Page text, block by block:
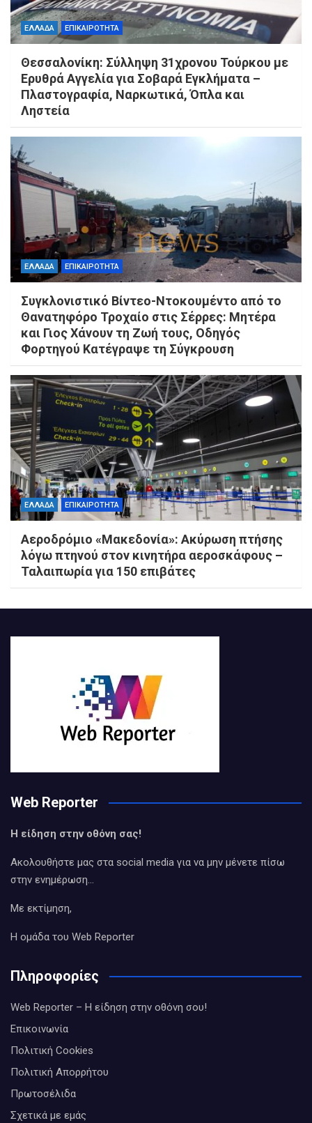
ΕΛΛΑΔΑ ΕΠΙΚΑΙΡΟΤΗΤΑ
Θεσσαλονίκη: Σύλληψη 31χρονου Τούρκου με
Ερυθρά Αγγελία για Σοβαρά Εγκλήματα –
Πλαστογραφία, Ναρκωτικά, Όπλα και
Ληστεία
ΕΛΛΑΔΑ ΕΠΙΚΑΙΡΟΤΗΤΑ
Συγκλονιστικό Βίντεο-Ντοκουμέντο από το
Θανατηφόρο Τροχαίο στις Σέρρες: Μητέρα
και Γιος Χάνουν τη Ζωή τους, Οδηγός
Φορτηγού Κατέγραψε τη Σύγκρουση
ΕΛΛΑΔΑ ΕΠΙΚΑΙΡΟΤΗΤΑ
Αεροδρόμιο «Μακεδονία»: Ακύρωση πτήσης
λόγω πτηνού στον κινητήρα αεροσκάφους –
Ταλαιπωρία για 150 επιβάτες
Web Reporter
Η είδηση στην οθόνη σας!
Ακολουθήστε μας στα social media για να μην μένετε πίσω
στην ενημέρωση…
Με εκτίμηση,
Η ομάδα του Web Reporter
Πληροφορίες
Web Reporter – Η είδηση στην οθόνη σου!
Επικοινωνία
Πολιτική Cookies
Πολιτική Απορρήτου
Πρωτοσέλιδα
Σχετικά με εμάς